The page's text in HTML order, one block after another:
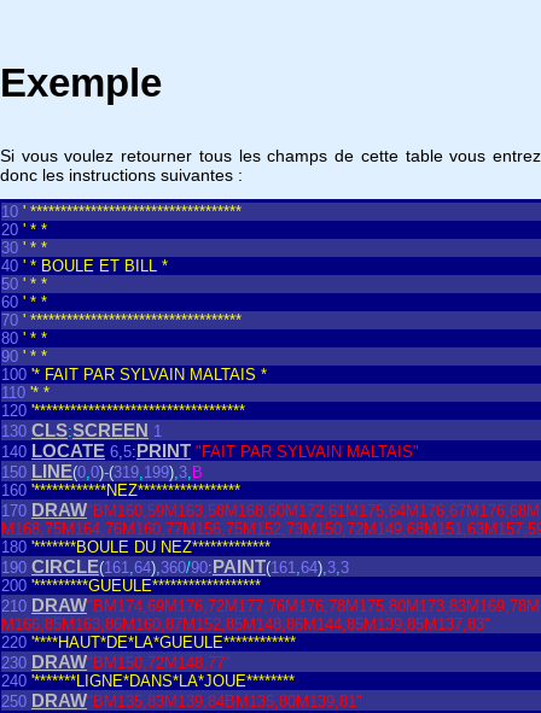
Exemple
Si vous voulez retourner tous les champs de cette table vous entrez
donc les instructions suivantes :
10 ' ***********************************
20 ' * *
30 ' * *
40 ' * BOULE ET BILL *
50 ' * *
60 ' * *
70 ' ***********************************
80 ' * *
90 ' * *
100 '* FAIT PAR SYLVAIN MALTAIS *
110 '* *
120 '***********************************
130 CLS:SCREEN 1
140 LOCATE 6,5:PRINT "FAIT PAR SYLVAIN MALTAIS"
150 LINE(0,0)-(319,199),3, B
160 '************NEZ*****************
170 DRAW
180 '*******BOULE DU NEZ*************
190 CIRCLE(161,64),360/90:PAINT(161,64),3,3
200 '*********GUEULE******************
210 DRAW
M166,85M163,86M160,87M152,85M148,86M144,85M139,85M137,83"
220 '****HAUT*DE*LA*GUEULE************
230 DRAW"BM150,72M148,77"
240 '*******LIGNE*DANS*LA*JOUE********
250 DRAW"BM135,83M139,84BM135,80M139,81"